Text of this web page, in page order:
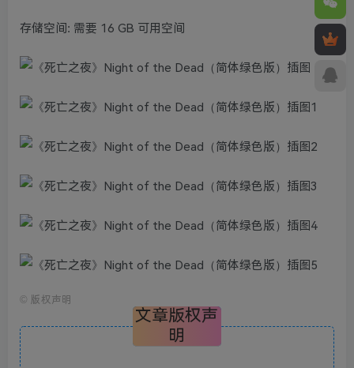
存储空间: 需要 16 GB 可用空间
© 版权声明
文章版权声
明